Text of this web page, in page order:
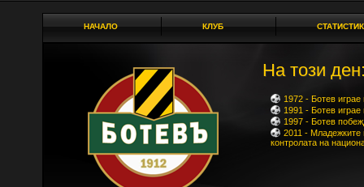
НАЧАЛО КЛУБ
На този
1972 - Ботев
1991 - Ботев
1997 - Ботев
2011 - Младежките
контролата на